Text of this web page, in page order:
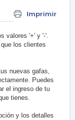
Imprimir
valores '+' y '-'.
los clientes
nuevas gafas,
Puedes
el ingreso de tu
tienes.
y los detalles